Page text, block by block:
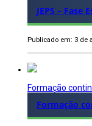
JEPS – Fase
Publicado em: 3 de
Formação
Formação